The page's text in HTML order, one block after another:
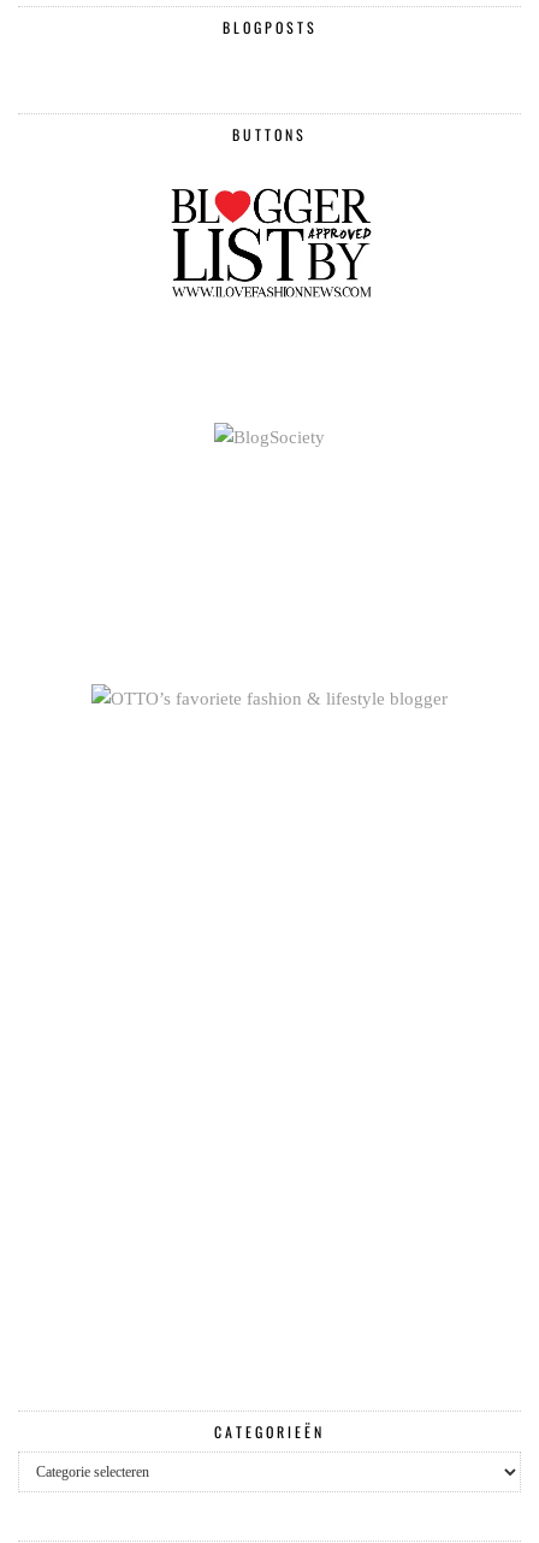
BLOGPOSTS
BUTTONS
CATEGORIEËN
Categorieën